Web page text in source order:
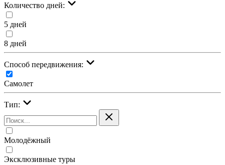
Количество дней:
5 дней
8 дней
Cпособ передвижения:
Самолет
Тип:
Молодёжный
Эксклюзивные туры